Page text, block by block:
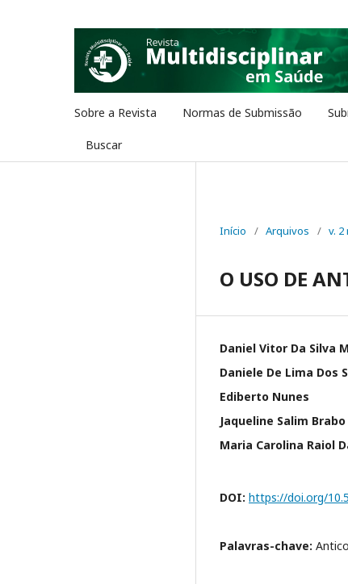
Sobre a Revista Normas de Submissão
Buscar
Início / Arquivos / v. 2
O USO DE
Daniel Vitor Da Silva
Daniele De Lima Dos
Ediberto Nunes
Jaqueline Salim Brabo
Maria Carolina Raiol
DOI: https://doi.org/
Palavras-chave: